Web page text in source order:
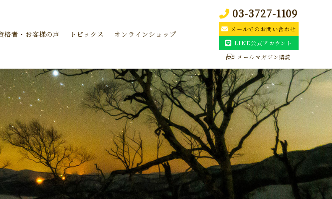
格者・お客様の声 トピックス オンラインショップ
03-3727-1109
メールでのお問い合わせ
LINE公式アカウント
メールマガジン購読